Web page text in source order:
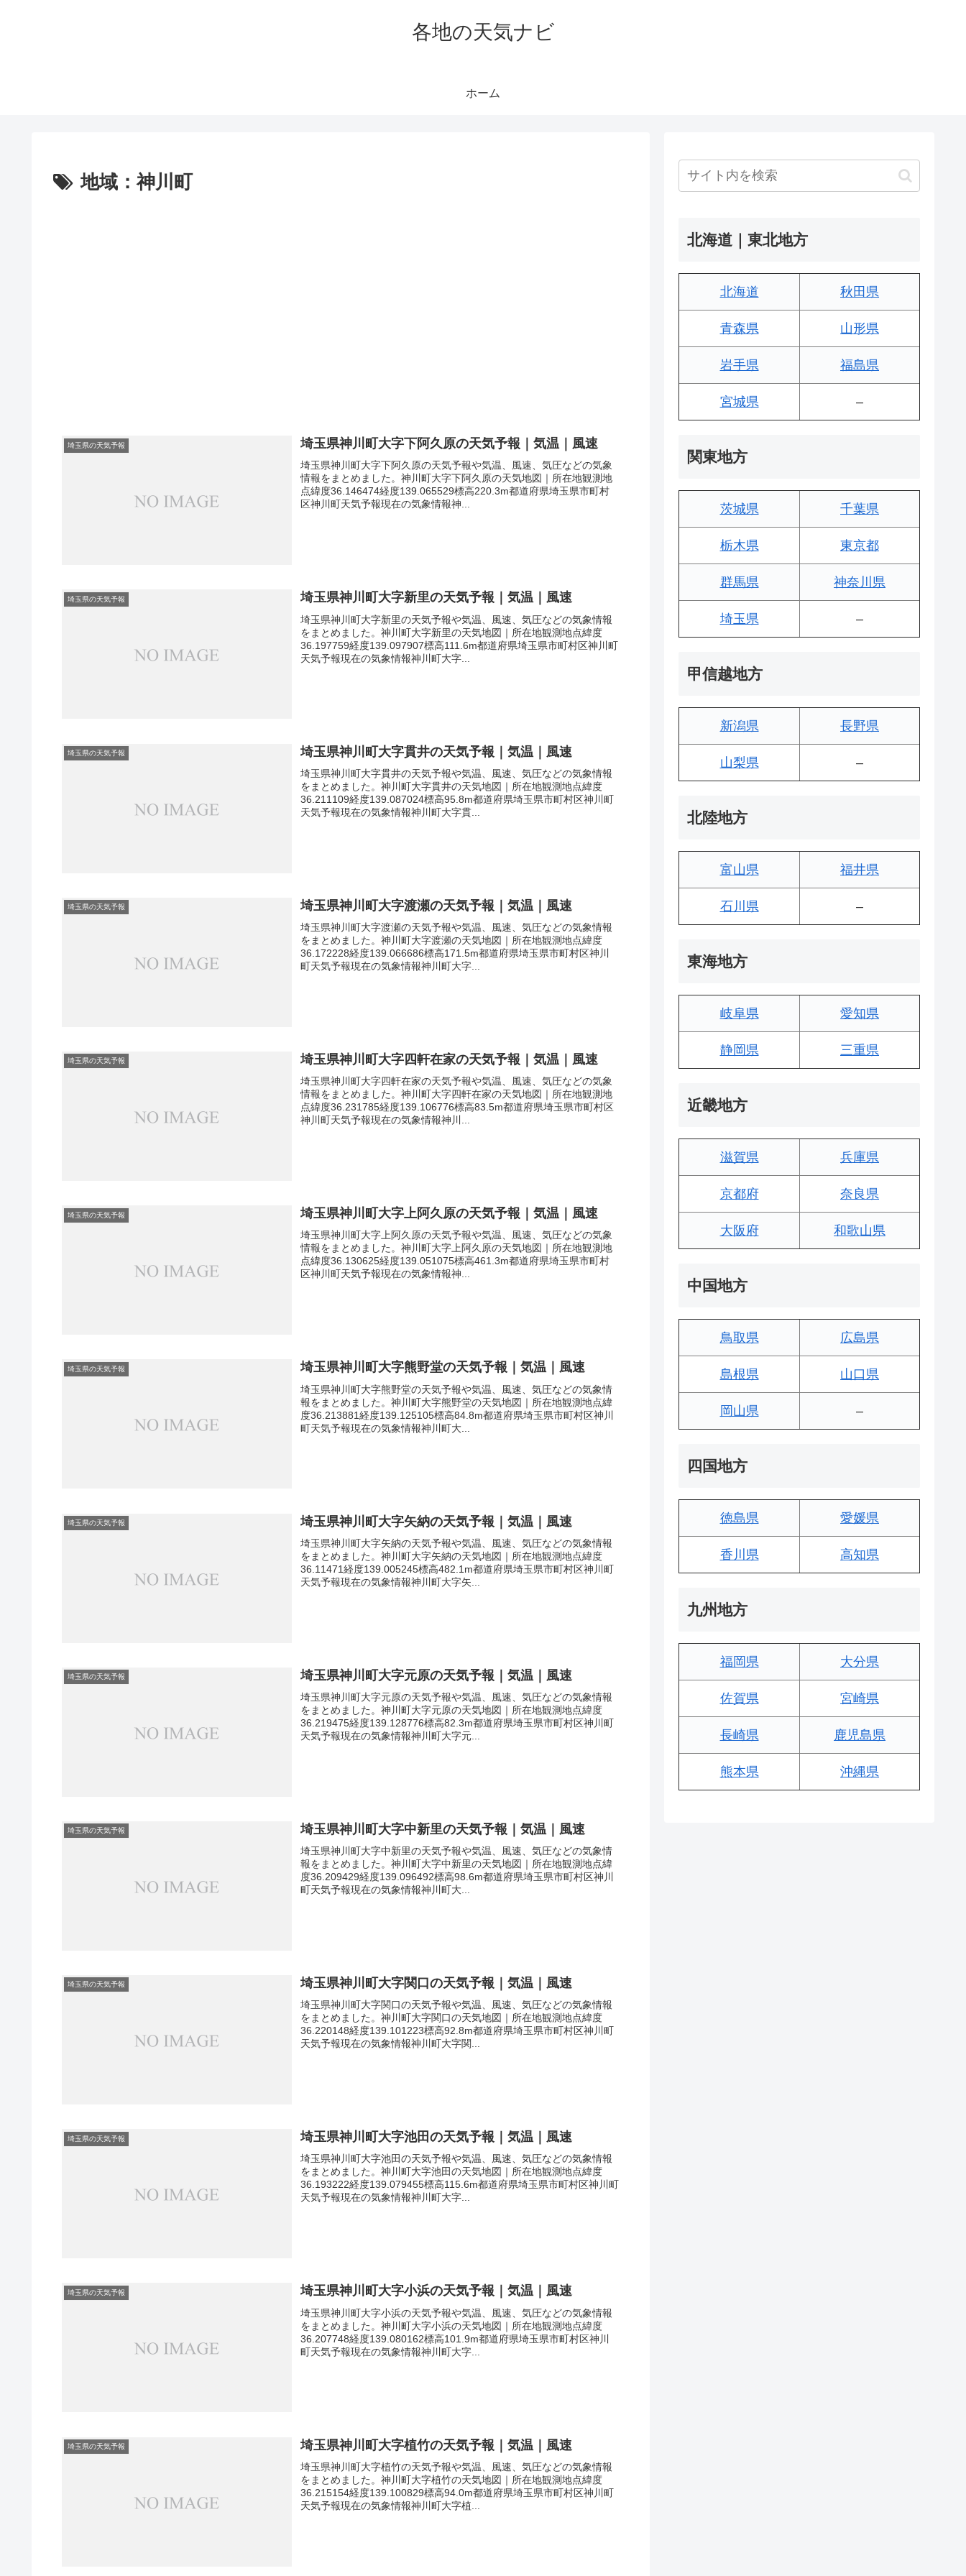
各地の天気ナビ
ホーム
地域：神川町
埼玉県の天気予報 埼玉県神川町大字下阿久原の天気予報｜気温｜風速
埼玉県神川町大字下阿久原の天気予報や気温、風速、気圧などの気象
情報をまとめました。神川町大字下阿久原の天気地図｜所在地観測地
点緯度36.146474経度139.065529標高220.3m都道府県埼玉県市町村
区神川町天気予報現在の気象情報神...
埼玉県の天気予報 埼玉県神川町大字新里の天気予報｜気温｜風速
埼玉県神川町大字新里の天気予報や気温、風速、気圧などの気象情報
をまとめました。神川町大字新里の天気地図｜所在地観測地点緯度
36.197759経度139.097907標高111.6m都道府県埼玉県市町村区神川町
天気予報現在の気象情報神川町大字...
埼玉県の天気予報 埼玉県神川町大字貫井の天気予報｜気温｜風速
埼玉県神川町大字貫井の天気予報や気温、風速、気圧などの気象情報
をまとめました。神川町大字貫井の天気地図｜所在地観測地点緯度
36.211109経度139.087024標高95.8m都道府県埼玉県市町村区神川町
天気予報現在の気象情報神川町大字貫...
埼玉県の天気予報 埼玉県神川町大字渡瀬の天気予報｜気温｜風速
埼玉県神川町大字渡瀬の天気予報や気温、風速、気圧などの気象情報
をまとめました。神川町大字渡瀬の天気地図｜所在地観測地点緯度
36.172228経度139.066686標高171.5m都道府県埼玉県市町村区神川
町天気予報現在の気象情報神川町大字...
埼玉県の天気予報 埼玉県神川町大字四軒在家の天気予報｜気温｜風速
埼玉県神川町大字四軒在家の天気予報や気温、風速、気圧などの気象
情報をまとめました。神川町大字四軒在家の天気地図｜所在地観測地
点緯度36.231785経度139.106776標高83.5m都道府県埼玉県市町村区
神川町天気予報現在の気象情報神川...
埼玉県の天気予報 埼玉県神川町大字上阿久原の天気予報｜気温｜風速
埼玉県神川町大字上阿久原の天気予報や気温、風速、気圧などの気象
情報をまとめました。神川町大字上阿久原の天気地図｜所在地観測地
点緯度36.130625経度139.051075標高461.3m都道府県埼玉県市町村
区神川町天気予報現在の気象情報神...
埼玉県の天気予報 埼玉県神川町大字熊野堂の天気予報｜気温｜風速
埼玉県神川町大字熊野堂の天気予報や気温、風速、気圧などの気象情
報をまとめました。神川町大字熊野堂の天気地図｜所在地観測地点緯
度36.213881経度139.125105標高84.8m都道府県埼玉県市町村区神川
町天気予報現在の気象情報神川町大...
埼玉県の天気予報 埼玉県神川町大字矢納の天気予報｜気温｜風速
埼玉県神川町大字矢納の天気予報や気温、風速、気圧などの気象情報
をまとめました。神川町大字矢納の天気地図｜所在地観測地点緯度
36.11471経度139.005245標高482.1m都道府県埼玉県市町村区神川町
天気予報現在の気象情報神川町大字矢...
埼玉県の天気予報 埼玉県神川町大字元原の天気予報｜気温｜風速
埼玉県神川町大字元原の天気予報や気温、風速、気圧などの気象情報
をまとめました。神川町大字元原の天気地図｜所在地観測地点緯度
36.219475経度139.128776標高82.3m都道府県埼玉県市町村区神川町
天気予報現在の気象情報神川町大字元...
埼玉県の天気予報 埼玉県神川町大字中新里の天気予報｜気温｜風速
埼玉県神川町大字中新里の天気予報や気温、風速、気圧などの気象情
報をまとめました。神川町大字中新里の天気地図｜所在地観測地点緯
度36.209429経度139.096492標高98.6m都道府県埼玉県市町村区神川
町天気予報現在の気象情報神川町大...
埼玉県の天気予報 埼玉県神川町大字関口の天気予報｜気温｜風速
埼玉県神川町大字関口の天気予報や気温、風速、気圧などの気象情報
をまとめました。神川町大字関口の天気地図｜所在地観測地点緯度
36.220148経度139.101223標高92.8m都道府県埼玉県市町村区神川町
天気予報現在の気象情報神川町大字関...
埼玉県の天気予報 埼玉県神川町大字池田の天気予報｜気温｜風速
埼玉県神川町大字池田の天気予報や気温、風速、気圧などの気象情報
をまとめました。神川町大字池田の天気地図｜所在地観測地点緯度
36.193222経度139.079455標高115.6m都道府県埼玉県市町村区神川町
天気予報現在の気象情報神川町大字...
埼玉県の天気予報 埼玉県神川町大字小浜の天気予報｜気温｜風速
埼玉県神川町大字小浜の天気予報や気温、風速、気圧などの気象情報
をまとめました。神川町大字小浜の天気地図｜所在地観測地点緯度
36.207748経度139.080162標高101.9m都道府県埼玉県市町村区神川
町天気予報現在の気象情報神川町大字...
埼玉県の天気予報 埼玉県神川町大字植竹の天気予報｜気温｜風速
埼玉県神川町大字植竹の天気予報や気温、風速、気圧などの気象情報
をまとめました。神川町大字植竹の天気地図｜所在地観測地点緯度
36.215154経度139.100829標高94.0m都道府県埼玉県市町村区神川町
天気予報現在の気象情報神川町大字植...
北海道｜東北地方
北海道 秋田県
青森県 山形県
岩手県 福島県
宮城県 –
関東地方
茨城県 千葉県
栃木県 東京都
群馬県 神奈川県
埼玉県 –
甲信越地方
新潟県 長野県
山梨県 –
北陸地方
富山県 福井県
石川県 –
東海地方
岐阜県 愛知県
静岡県 三重県
近畿地方
滋賀県 兵庫県
京都府 奈良県
大阪府 和歌山県
中国地方
鳥取県 広島県
島根県 山口県
岡山県 –
四国地方
徳島県 愛媛県
香川県 高知県
九州地方
福岡県 大分県
佐賀県 宮崎県
長崎県 鹿児島県
熊本県 沖縄県